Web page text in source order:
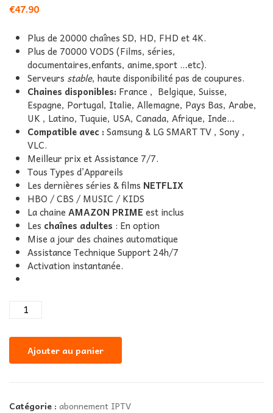
€47.90
Plus de 20000 chaînes SD, HD, FHD et 4K.
Plus de 70000 VODS (Films, séries,
documentaires,enfants, anime,sport …etc).
Serveurs stable, haute disponibilité pas de coupures.
Chaines disponibles: France , Belgique, Suisse,
Espagne, Portugal, Italie, Allemagne, Pays Bas, Arabe,
UK , Latino, Tuquie, USA, Canada, Afrique, Inde…
Compatible avec : Samsung & LG SMART TV , Sony ,
VLC.
Meilleur prix et Assistance 7/7.
Tous Types d’Appareils
Les dernières séries & films NETFLIX
HBO / CBS / MUSIC / KIDS
La chaineAMAZON PRIME est inclus
Les chaînes adultes : En option
Mise a jour des chaines automatique
Assistance Technique Support 24h/7
Activation instantanée.
Ajouter au panier
Catégorie : abonnement IPTV